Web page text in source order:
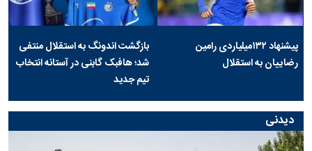
پیشنهاد ۱۳۲میلیاردی رامین
رضاییان به استقلال
بازگشت اندونگ به استقلال منتفی
شد؛ هافبک گابنی در آستانه انتخاب
تیم جدید
دیدنی